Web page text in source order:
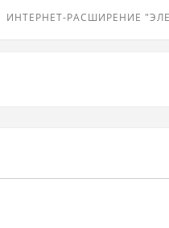
ИНТЕРНЕТ-РАСШИРЕНИЕ